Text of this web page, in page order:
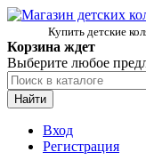
Купить детские
Корзина ждет
Выберите любое
Найти
Вход
Регистрация